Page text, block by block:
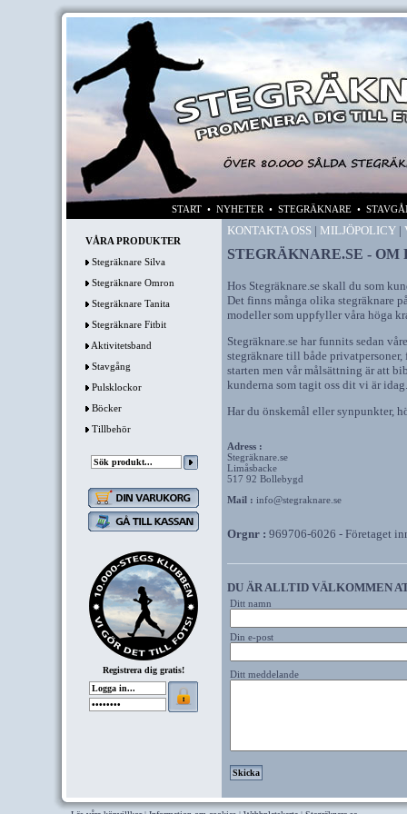
START • NYHETER • STEGRÄKNARE •
VÅRA PRODUKTER
Stegräknare Silva
Stegräknare Omron
Stegräknare Tanita
Stegräknare Fitbit
Aktivitetsband
Stavgång
Pulsklockor
Böcker
Tillbehör
Registrera dig gratis!
KONTAKTA OSS| MILJÖPOLICY|
STEGRÄKNARE.SE - OM
Hos Stegräknare.se skall du som
Det finns många olika stegräknare
modeller som uppfyller våra höga
Stegräknare.se har funnits sedan
stegräknare till både
starten men vår målsättning är att
kunderna som tagit oss dit vi är idag.
Har du önskemål eller synpunkter,
Adress :
Stegräknare.se
Limåsbacke
517 92 Bollebygd
Mail : info@stegraknare.se
Orgnr : 969706-6026 - Företaget
DU ÄR ALLTID VÄLKOMMEN
Ditt namn
Din e-post
Ditt meddelande